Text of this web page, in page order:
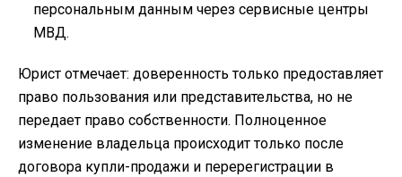
персональным данным через сервисные центры
МВД.
Юрист отмечает: доверенность только предоставляет
право пользования или представительства, но не
передает право собственности. Полноценное
изменение владельца происходит только после
договора купли-продажи и перерегистрации в